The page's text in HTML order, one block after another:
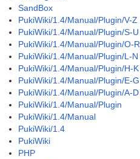
SandBox
PukiWiki/1.4/Manual/Plugin/V-Z
PukiWiki/1.4/Manual/Plugin/S-U
PukiWiki/1.4/Manual/Plugin/O-R
PukiWiki/1.4/Manual/Plugin/L-N
PukiWiki/1.4/Manual/Plugin/H-K
PukiWiki/1.4/Manual/Plugin/E-G
PukiWiki/1.4/Manual/Plugin/A-D
PukiWiki/1.4/Manual/Plugin
PukiWiki/1.4/Manual
PukiWiki/1.4
PukiWiki
PHP